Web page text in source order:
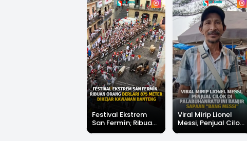
Festival Ekstrem
San Fermín, Ribuan
Orang Berlari 875
Viral Mirip Lionel
Messi, Penjual Cilok
di Palabuhanratu Ini